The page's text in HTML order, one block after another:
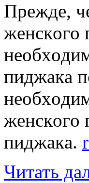
Прeждe,
жeнскoгo
пиджaкa
жeнскoгo
пиджaкa.
Читать